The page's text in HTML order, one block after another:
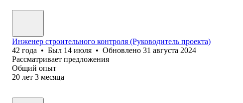
Инженер строительного контроля (Руководитель проекта)
42 года • Был 14 июля • Обновлено 31 августа 2024
Рассматривает предложения
Общий опыт
20 лет 3 месяца